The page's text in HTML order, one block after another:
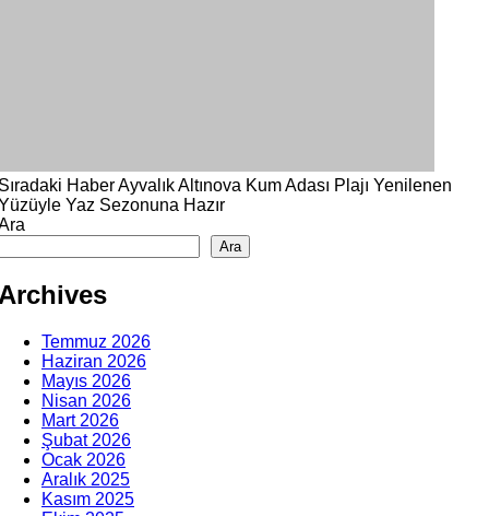
HaberAyvalık Altınova Kum Adası Plajı Yenilenen
Yaz Sezonuna Hazır
Ara
Temmuz 2026
Haziran 2026
Mayıs 2026
Nisan 2026
Mart 2026
Şubat 2026
Ocak 2026
Aralık 2025
Kasım 2025